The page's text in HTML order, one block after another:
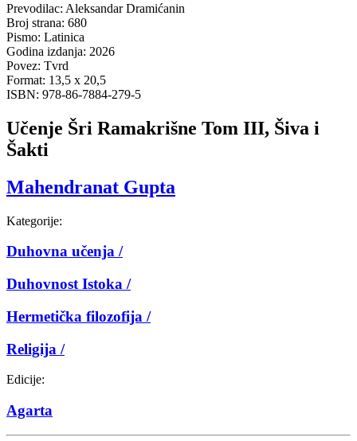
Prevodilac: Aleksandar Dramićanin
Broj strana: 680
Pismo: Latinica
Godina izdanja: 2026
Povez: Tvrd
Format: 13,5 x 20,5
ISBN: 978-86-7884-279-5
Učenje Šri Ramakrišne Tom III, Šiva i
Šakti
Mahendranat Gupta
Kategorije:
Duhovna učenja /
Duhovnost Istoka /
Hermetička filozofija /
Religija /
Edicije:
Agarta